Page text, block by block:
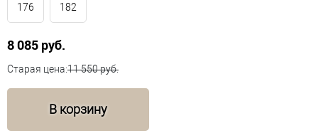
176 182
8 085 руб.
Старая цена:11 550 руб.
В корзину